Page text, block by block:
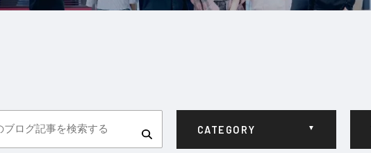
CATEGORY